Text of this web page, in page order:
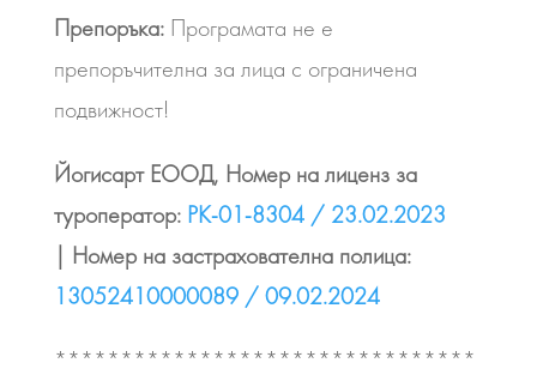
Препоръка: Програмата не е
препоръчителна за лица с ограничена
подвижност!
Йогисарт ЕООД, Номер на лиценз за
туроператор: РК-01-8304 / 23.02.2023
Номер на застрахователна полица:
13052410000089 / 09.02.2024
********************************